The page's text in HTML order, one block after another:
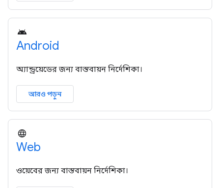
Android
অ্যান্ড্রয়েডের জন্য বাস্তবায়ন নির্দেশিকা।
আরও পড়ুন
Web
ওয়েবের জন্য বাস্তবায়ন নির্দেশিকা।